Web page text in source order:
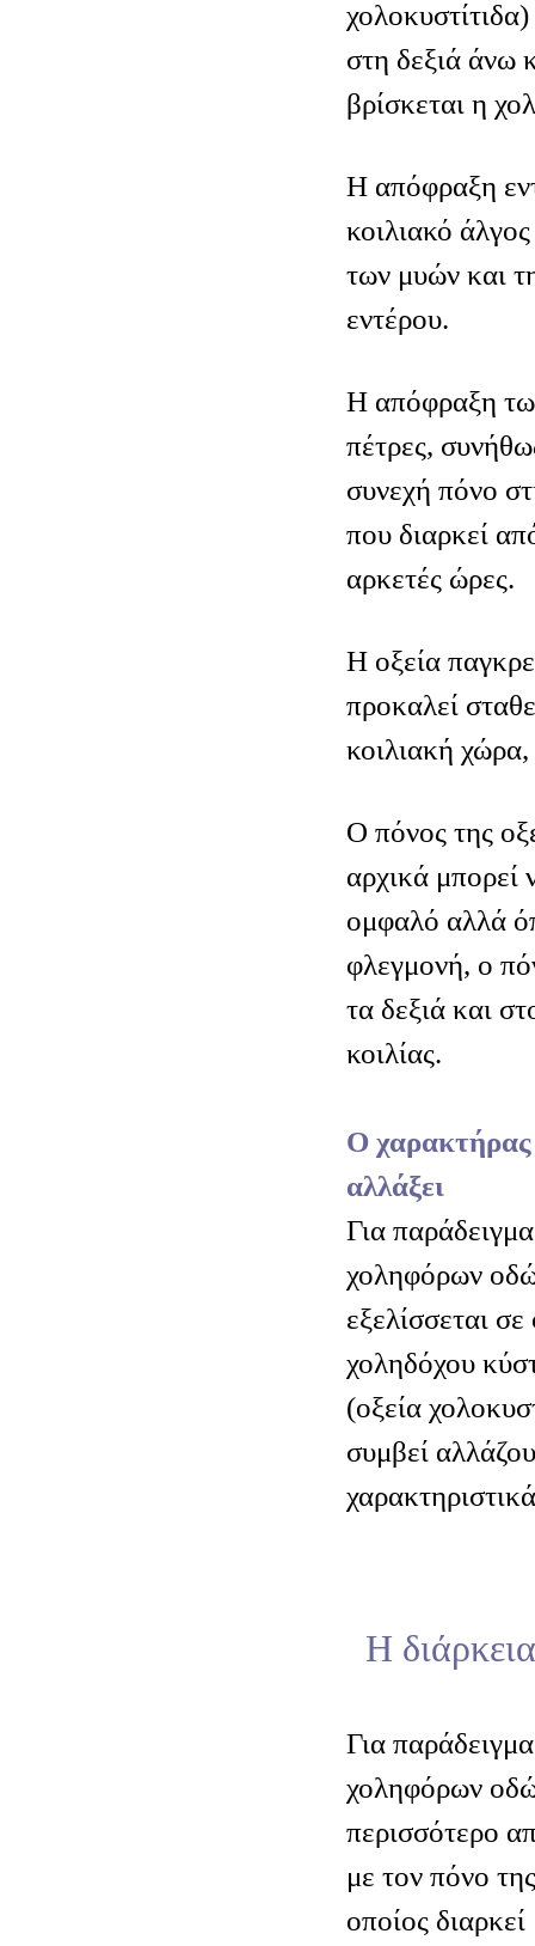
στη δεξιά άνω
βρίσκεται η
Η απόφραξη
κοιλιακό
των μυών και
εντέρου.
Η απόφραξη
πέτρες,
συνεχή πόνο
που διαρκεί
αρκετές ώρες.
Η οξεία
προκαλεί
κοιλιακή
Ο πόνος της
αρχικά μπορεί
ομφαλό αλλά
φλεγμονή, ο
τα δεξιά και
κοιλίας.
Ο χαρακτήρας
αλλάξει
Για
χοληφόρων
εξελίσσεται
χοληδόχου
(οξεία
συμβεί
Η
Για
χοληφόρων
περισσότερο
με τον πόνο
οποίος